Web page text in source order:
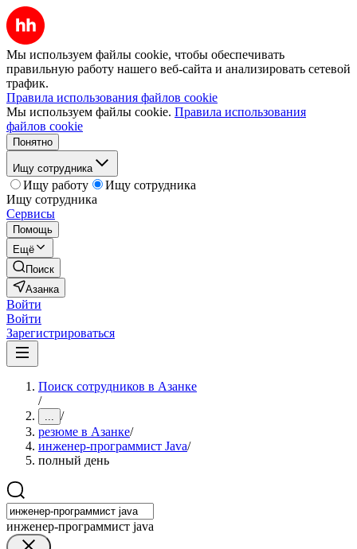
Мы используем файлы cookie, чтобы обеспечивать
правильную работу нашего веб-сайта и анализировать сетевой
трафик.
Правила использования файлов cookie
Мы используем файлы cookie. Правила использования
файлов cookie
Понятно
Ищу сотрудника
Ищу работу
Ищу сотрудника
Ищу сотрудника
Сервисы
Помощь
Ещё
Поиск
Азанка
Войти
Войти
Зарегистрироваться
Поиск сотрудников в Азанке
/
... /
резюме в Азанке/
инженер-программист Java/
полный день
инженер-программист java